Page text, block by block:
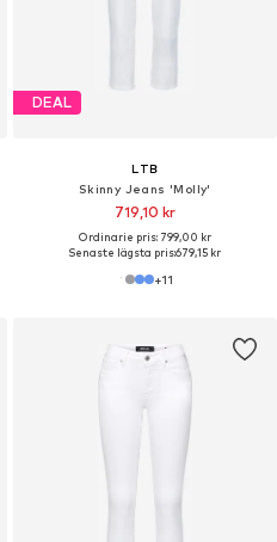
DEAL
LTB
Skinny Jeans 'Molly'
719,10 kr
Ordinarie pris: 799,00 kr
Senaste lägsta pris:679,15 kr
+11